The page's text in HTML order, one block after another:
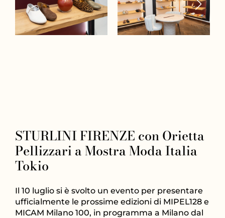
STURLINI FIRENZE con Orietta
Pellizzari a Mostra Moda Italia
Tokio
Il 10 luglio si è svolto un evento per presentare
ufficialmente le prossime edizioni di MIPEL128 e
MICAM Milano 100, in programma a Milano dal